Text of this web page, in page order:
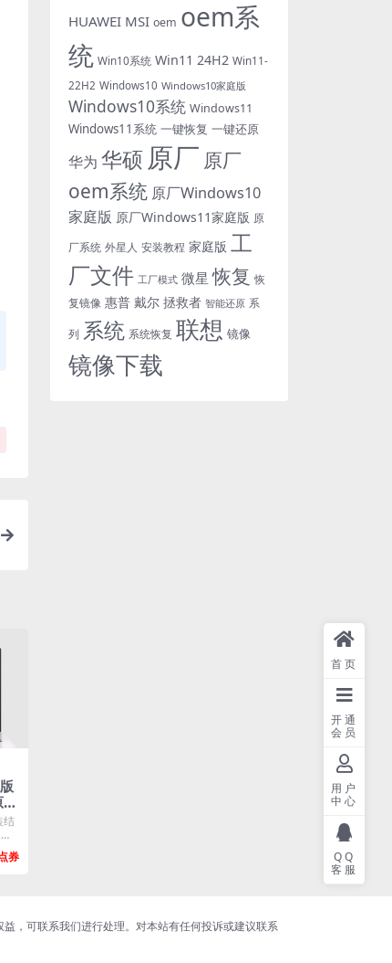
结
HUAWEI MSI oem oem系
统 Win10系统 Win11 24H2 Win11-
22H2 Windows10 Windows10家庭版
Windows10系统 Windows11
Windows11系统 一键恢复 一键还原
华为 华硕 原厂 原厂
oem系统 原厂Windows10
家庭版 原厂Windows11家庭版 原
厂系统 外星人 安装教程 家庭版 工
厂文件 工厂模式 微星 恢复 恢
复镜像 惠普 戴尔 拯救者 智能还原 系
列 系统 系统恢复 联想 镜像
镜像下载
，可联系我们进行处理。对本站有任何投诉或建议联系
首页
开通
会员
用户
中心
QQ
客服